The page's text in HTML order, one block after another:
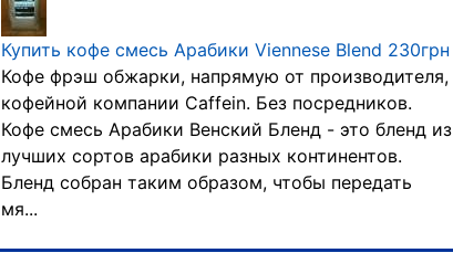
Купить кофе смесь Арабики Viennese Blend 230грн
Кофе фрэш обжарки, напрямую от производителя,
кофейной компании Caffein. Без посредников.
Кофе смесь Арабики Венский Бленд - это бленд из
лучших сортов арабики разных континентов.
Бленд собран таким образом, чтобы передать
мя...